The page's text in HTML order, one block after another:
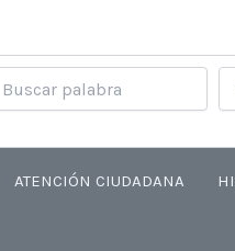
ATENCIÓN CIUDADANA